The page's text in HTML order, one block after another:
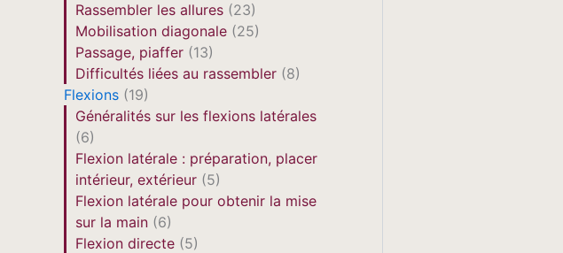
Rassembler les allures (23)
Mobilisation diagonale (25)
Passage, piaffer (13)
Difficultés liées au rassembler (8)
Flexions (19)
Généralités sur les flexions latérales
(6)
Flexion latérale : préparation, placer
intérieur, extérieur (5)
Flexion latérale pour obtenir la mise
sur la main (6)
Flexion directe (5)